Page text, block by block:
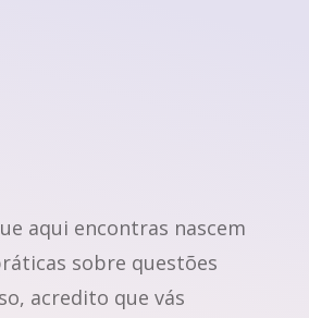
aqui encontras nascem
sobre questões
acredito que vás